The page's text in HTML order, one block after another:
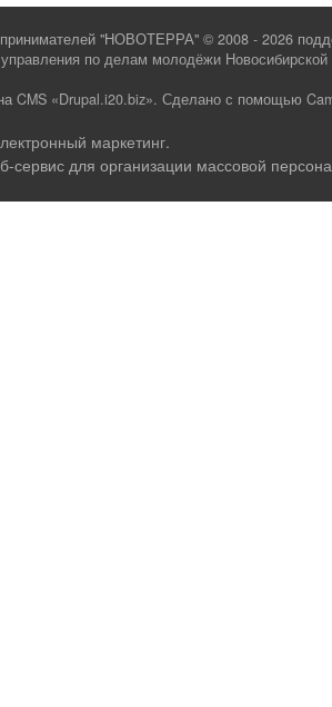
"НОВОТЕРРА" © 2008 - 2026
управления по делам молодёжи Новосибирской
CMS «Drupal.i20.biz». Сделано с помощью
маркетинг.
сервис для организации массовой